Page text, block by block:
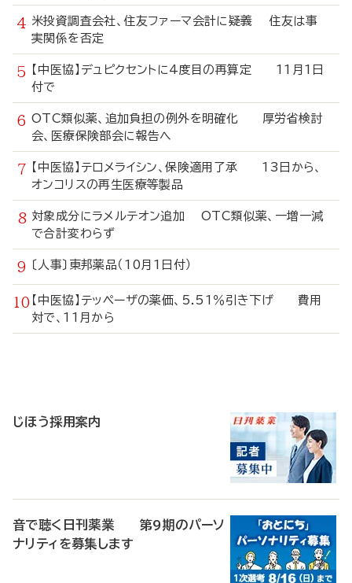
米投資調査会社、住友ファーマ会計に疑義 住友は事
実関係を否定
【中医協】デュピクセントに4度目の再算定 11月1日
付で
OTC類似薬、追加負担の例外を明確化 厚労省検討
会、医療保険部会に報告へ
【中医協】テロメライシン、保険適用了承 13日から、
オンコリスの再生医療等製品
対象成分にラメルテオン追加 OTC類似薬、一増一減
で合計変わらず
〔人事〕東邦薬品（10月1日付）
【中医協】テッペーザの薬価、5.51％引き下げ 費用
対で、11月から
じほう採用案内
音で聴く日刊薬業 第9期のパーソ
ナリティを募集します